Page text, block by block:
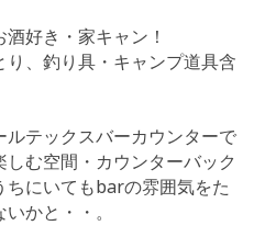
好き・家キャン！
、釣り具・キャンプ道具含
テックスバーカウンターで
む空間・カウンターバック
にいてもbarの雰囲気をた
かと・・。